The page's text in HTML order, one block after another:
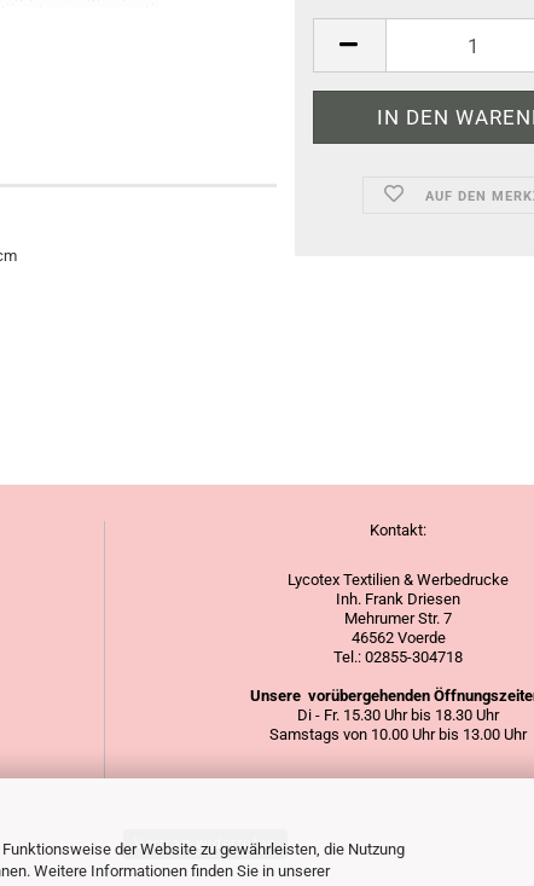
der Website zu gewährleisten, die Nutzung
Weitere Informationen finden Sie in unserer
AUF DEN
Kontakt:
Lycotex Textilien & Werbedrucke
Inh. Frank Driesen
Mehrumer Str. 7
46562 Voerde
Tel.: 02855-304718
Unsere vorübergehenden
Di - Fr. 15.30 Uhr bis 18.30 Uhr
Samstags von 10.00 Uhr bis 13.00 Uhr
Vertrag widerrufen